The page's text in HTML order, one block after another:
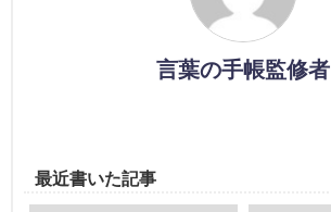
言葉の手帳監修者
最近書いた記事